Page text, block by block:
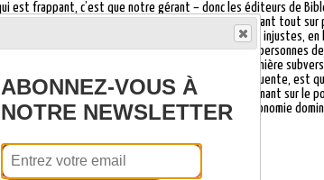
est frappant, c’est que notre gérant – donc les éditeurs de
géré ; il ne s’enfuit pas au loin pour se cacher en laissant tout
utilisant l’argent, en étant actif avec ces richesses injustes,
à-dire en faisant appel au sens de l’intérêt des personnes
se dire. Mais il s’en fait aussi des amis d’une manière
La première, la compréhension la plus fréquente, est
abondante sur les pratiques de l’époque, en prenant sur le
manière subversive par rapport aux critères de l’économie
profit ?
ABONNEZ-VOUS À
NOTRE NEWSLETTER